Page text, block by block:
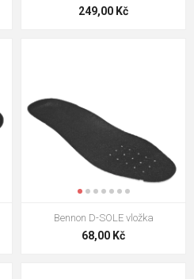
249,00 Kč
Bennon D-SOLE vložka
68,00 Kč